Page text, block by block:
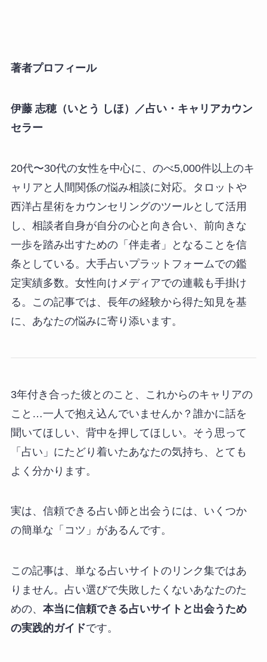
著者プロフィール
伊藤 志穂（いとう しほ）／占い・キャリアカウン
セラー
20代〜30代の女性を中心に、のべ5,000件以上のキ
ャリアと人間関係の悩み相談に対応。タロットや
西洋占星術をカウンセリングのツールとして活用
し、相談者自身が自分の心と向き合い、前向きな
一歩を踏み出すための「伴走者」となることを信
条としている。大手占いプラットフォームでの鑑
定実績多数。女性向けメディアでの連載も手掛け
る。この記事では、長年の経験から得た知見を基
に、あなたの悩みに寄り添います。
3年付き合った彼とのこと、これからのキャリアの
こと…一人で抱え込んでいませんか？誰かに話を
聞いてほしい、背中を押してほしい。そう思って
「占い」にたどり着いたあなたの気持ち、とても
よく分かります。
実は、信頼できる占い師と出会うには、いくつか
の簡単な「コツ」があるんです。
この記事は、単なる占いサイトのリンク集ではあ
りません。占い選びで失敗したくないあなたのた
めの、 本当に信頼できる占いサイトと出会うため
の実践的ガイドです。